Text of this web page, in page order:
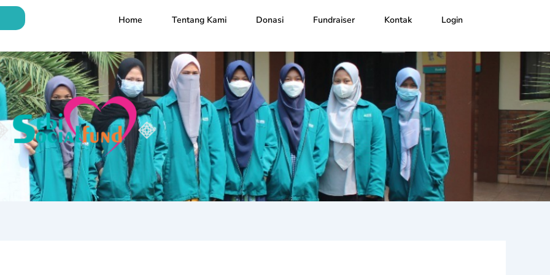
Home Tentang Kami Donasi Fundraiser Kontak Login